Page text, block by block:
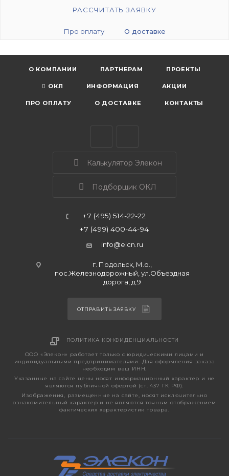
РАССЧИТАТЬ ЗАЯВКУ
Про оплату О доставке
О КОМПАНИИ ПАРТНЕРАМ ПРОЕКТЫ
ОКЛ ИНФОРМАЦИЯ АКЦИИ
ПРО ОПЛАТУ О ДОСТАВКЕ КОНТАКТЫ
Калькулятор Элекон
Подборщик ОКЛ
+7 (495) 514-22-22
+7 (499) 400-44-94
info@elcn.ru
г. Подольск, М.о.,
пос.Железнодорожный, ул.Объездная
дорога, д.9
ОТПРАВИТЬ ЗАЯВКУ
ПОЛИТИКА КОНФИДЕНЦИАЛЬНОСТИ
ООО «Элекон» работает только с юридическими лицами и
индивидуальными предпринимателями. Для оформления заказа
необходим ваш ИНН.
Указанные на сайте цены носят информационный характер и не
являются публичной офертой (ст. 437 ГК РФ).
Изображения, размещенные на сайте, носят исключительно
ознакомительный характер и не являются точным отображением
фактических характеристик товара.